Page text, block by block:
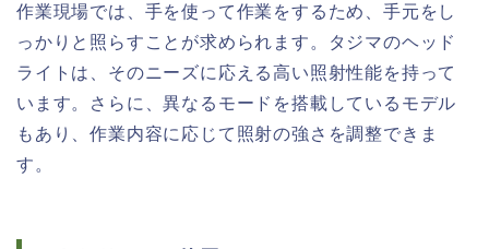
作業現場では、手を使って作業をするため、手元をし
っかりと照らすことが求められます。タジマのヘッド
ライトは、そのニーズに応える高い照射性能を持って
います。さらに、異なるモードを搭載しているモデル
もあり、作業内容に応じて照射の強さを調整できま
す。